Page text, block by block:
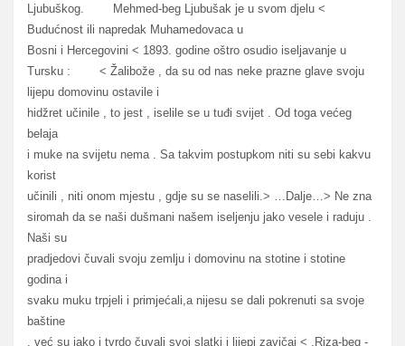
Ljubuškog. Mehmed-beg Ljubušak je u svom djelu <
Budućnost ili napredak Muhamedovaca u
Bosni i Hercegovini < 1893. godine oštro osudio iseljavanje u
Tursku : < Žalibože , da su od nas neke prazne glave svoju
lijepu domovinu ostavile i
hidžret učinile , to jest , iselile se u tuđi svijet . Od toga većeg
belaja
i muke na svijetu nema . Sa takvim postupkom niti su sebi kakvu
korist
učinili , niti onom mjestu , gdje su se naselili.> …Dalje…> Ne zna
siromah da se naši dušmani našem iseljenju jako vesele i raduju .
Naši su
pradjedovi čuvali svoju zemlju i domovinu na stotine i stotine
godina i
svaku muku trpjeli i primjećali,a nijesu se dali pokrenuti sa svoje
baštine
, već su jako i tvrdo čuvali svoj slatki i lijepi zavičaj < .Riza-beg -